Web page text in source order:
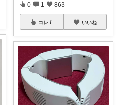
0 1 863
コレ いいね